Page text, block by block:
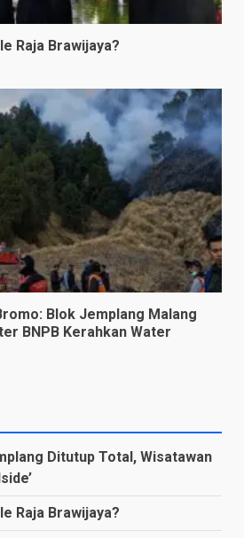
Raja Brawijaya?
Blok Jemplang Malang
BNPB Kerahkan Water
Ditutup Total, Wisatawan
Raja Brawijaya?